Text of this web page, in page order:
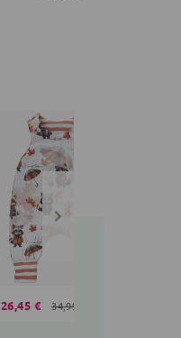
26,45 € 34,99 €